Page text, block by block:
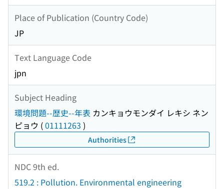
Place of Publication (Country Code)
JP
Text Language Code
jpn
Subject Heading
環境問題--歴史--年表 カンキョウモンダイ レキシ ネン
ピョウ (01111263 )
Authorities
NDC 9th ed.
519.2 : Pollution. Environmental engineering